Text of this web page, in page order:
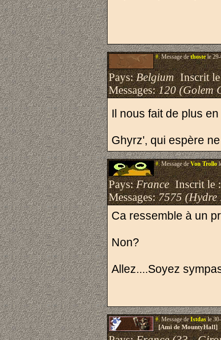
#.Message dethostele 29-
Pays:BelgiumInscrit
Messages:120 (Golem
Il nous fait de plus
Ghyrz', qui espère
#.Message deVon Trollo
Pays:FranceInscrit le
Messages:7575 (Hydre
Ca ressemble à un
Non?
Allez....Soyez
#.Message deIstdasle
[Ami de MountyHall]